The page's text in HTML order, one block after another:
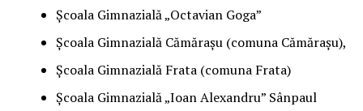
Școala Gimnazială „Octavian Goga”
Școala Gimnazială Cămărașu (comuna Cămărașu),
Școala Gimnazială Frata (comuna Frata)
Școala Gimnazială „Ioan Alexandru” Sânpaul